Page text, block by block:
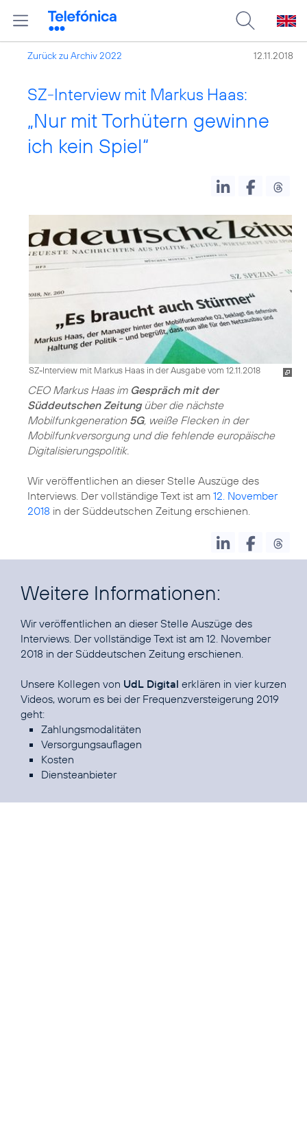
Zurück zu Archiv 2022 12.11.2018
SZ-Interview mit Markus Haas:
„Nur mit Torhütern gewinne
ich kein Spiel“
SZ-Interview mit Markus Haas in der Ausgabe vom 12.11.2018
CEO Markus Haas im Gespräch mit der
Süddeutschen Zeitungüber die nächste
Mobilfunkgeneration 5G, weiße Flecken in der
Mobilfunkversorgung und die fehlende europäische
Digitalisierungspolitik.
Wir veröffentlichen an dieser Stelle Auszüge des
Interviews. Der vollständige Text ist am 12. November
2018 in der Süddeutschen Zeitung erschienen.
Weitere Informationen:
Wir veröffentlichen an dieser Stelle Auszüge des
Interviews. Der vollständige Text ist am 12. November
2018 in der Süddeutschen Zeitung erschienen.
Unsere Kollegen von UdL Digital erklären in vier kurzen
Videos, worum es bei der Frequenzversteigerung 2019
Zahlungsmodalitäten
Versorgungsauflagen
Kosten
Diensteanbieter